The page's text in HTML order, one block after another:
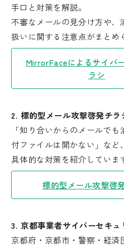
手口と対策を解説。
不審なメールの見分け方や、
扱いに関する注意点がまとめ
MirrorFaceによるサイバ
ラシ
2. 標的型メール攻撃啓発チラ
「知り合いからのメールで
付ファイルは開かない」など
具体的な対策を紹介していま
標的型メール攻撃啓
3. 京都事業者サイバーセキ
京都府・京都市・警察・経済